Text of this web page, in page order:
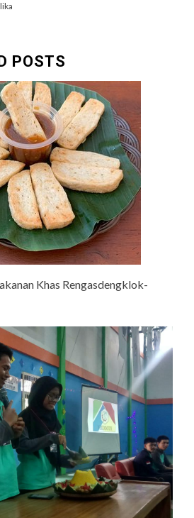
POSTS
Khas Rengasdengklok-